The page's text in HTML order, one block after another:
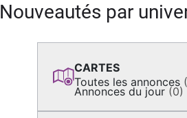
Nouveautés par
CARTES
Toutes les annonces
Annonces du jour (0)